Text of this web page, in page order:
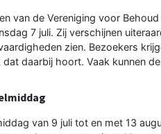
van de Vereniging voor
7 juli. Zij verschijnen
zien. Bezoekers
daarbij hoort. Vaak kunnen
van 9 juli tot en met 13